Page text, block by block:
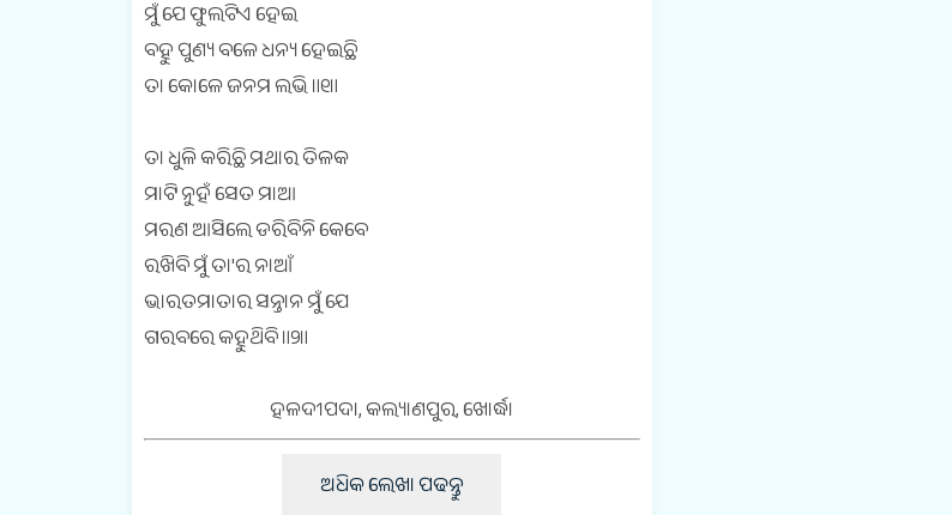
ମୁଁ ଯେ ଫୁଲଟିଏ ହେଇ
ବହୁ ପୁଣ୍ୟ ବଳେ ଧନ୍ୟ ହେଇଛି
ତା କୋଳେ ଜନମ ଲଭି ॥୧॥
ତା ଧୁଳି କରିଛି ମଥାର ତିଳକ
ମାଟି ନୁହଁ ସେତ ମାଆ
ମରଣ ଆସିଲେ ଡରିବିନି କେବେ
ରଖିବି ମୁଁ ତା'ର ନାଆଁ
ଭାରତମାତାର ସନ୍ତାନ ମୁଁ ଯେ
ଗରବରେ କହୁଥିବି ॥୨॥
ହଳଦୀପଦା, କଲ୍ୟାଣପୁର, ଖୋର୍ଦ୍ଧା
ଅଧିକ ଲେଖା ପଢନ୍ତୁ